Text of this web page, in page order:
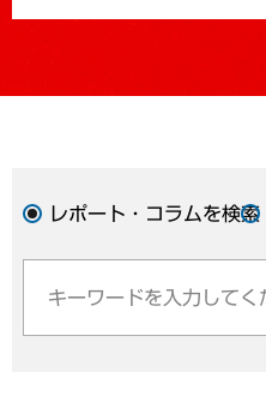
レポート・コラムを検索